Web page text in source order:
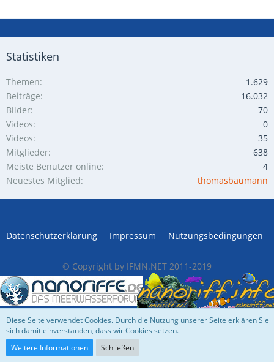
Statistiken
Themen
1.629
Beiträge
16.032
Bilder
70
Videos
0
Videos
35
Mitglieder
638
Meiste Benutzer online
4
Neuestes Mitglied
thomasbaumann
Datenschutzerklärung Impressum Nutzungsbedingungen
© Copyright by IFMN.NET 2011-2019
Community-Software: WoltLab Suite™
Diese Seite verwendet Cookies. Durch die Nutzung unserer Seite erklären Sie
sich damit einverstanden, dass wir Cookies setzen.
Weitere Informationen
Schließen